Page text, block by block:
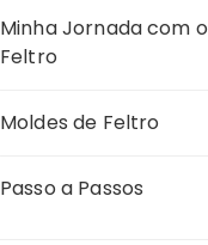
Minha Jornada com o
Feltro
Moldes de Feltro
Passo a Passos